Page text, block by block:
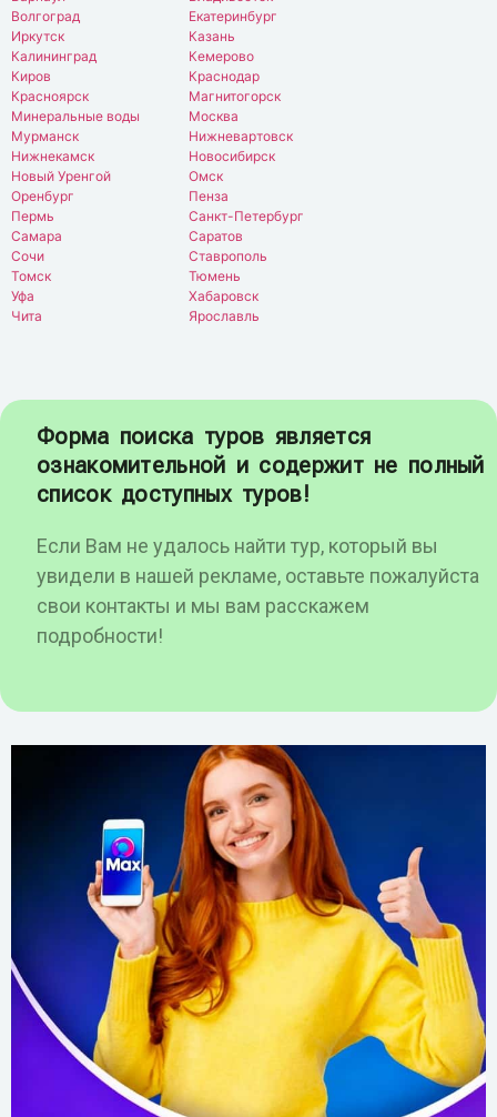
Волгоград
Екатеринбург
Иркутск
Казань
Калининград
Кемерово
Киров
Краснодар
Красноярск
Магнитогорск
Минеральные воды
Москва
Мурманск
Нижневартовск
Нижнекамск
Новосибирск
Новый Уренгой
Омск
Оренбург
Пенза
Пермь
Санкт-Петербург
Самара
Саратов
Сочи
Ставрополь
Томск
Тюмень
Уфа
Хабаровск
Чита
Ярославль
Форма поиска туров является
ознакомительной и содержит не полный
список доступных туров!
Если Вам не удалось найти тур, который вы
увидели в нашей рекламе, оставьте пожалуйста
свои контакты и мы вам расскажем
подробности!